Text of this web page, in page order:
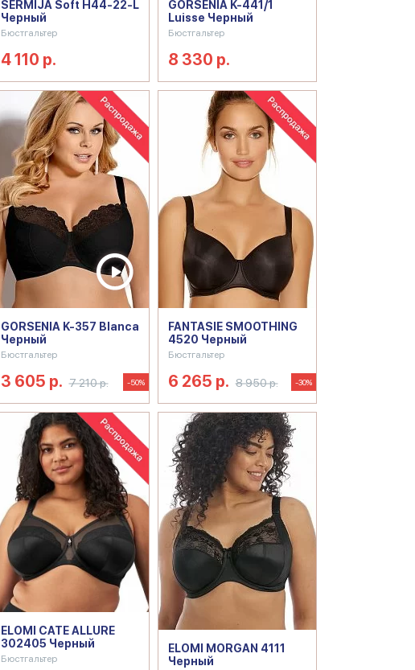
SERMIJA Soft H44-22-L
Черный
Бюстгальтер
4 110 р.
GORSENIA K-441/1
Luisse Черный
Бюстгальтер
8 330 р.
GORSENIA K-357 Blanca
Черный
Бюстгальтер
3 605 р. 7 210 р. -50%
FANTASIE SMOOTHING
4520 Черный
Бюстгальтер
6 265 р. 8 950 р. -30%
ELOMI CATE ALLURE
302405 Черный
Бюстгальтер
ELOMI MORGAN 4111
Черный